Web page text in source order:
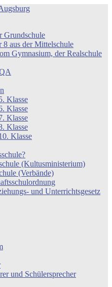
Grundschule
8 aus der Mittelschule
Gymnasium, der Realschule
Klasse
Klasse
Klasse
Klasse
Klasse
(Kultusministerium)
(Verbände)
und Unterrichtsgesetz
und Schülersprecher